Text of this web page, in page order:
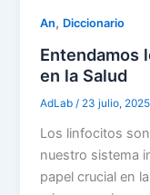
An, Diccionario
Entendamos
en la Salud
AdLab/ 23 julio, 2025
Los linfocitos
nuestro sistema
papel crucial en